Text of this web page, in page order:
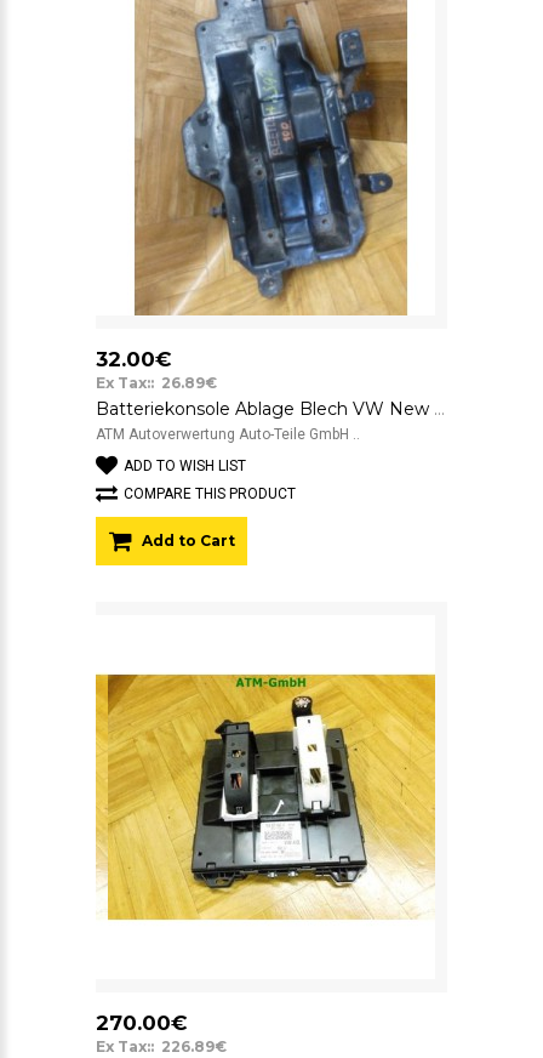
32.00€
Ex Tax:: 26.89€
Batteriekonsole Ablage Blech VW New Beetle 1C0804373G
ATM Autoverwertung Auto-Teile GmbH ..
ADD TO WISH LIST
COMPARE THIS PRODUCT
Add to Cart
270.00€
Ex Tax:: 226.89€